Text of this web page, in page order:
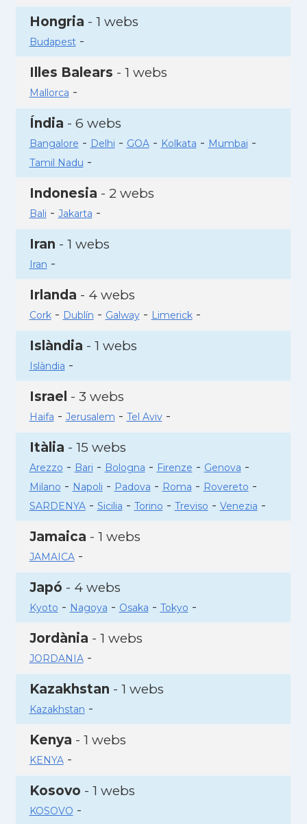
Hongria - 1 webs
Budapest-
Illes Balears - 1 webs
Mallorca -
Índia - 6 webs
Bangalore - Delhi - GOA- Kolkata - Mumbai -
Tamil Nadu -
Indonesia - 2 webs
Bali - Jakarta -
Iran - 1 webs
Iran -
Irlanda - 4 webs
Cork- Dublín - Galway- Limerick-
Islàndia - 1 webs
Islàndia -
Israel - 3 webs
Haifa - Jerusalem - Tel Aviv-
Itàlia - 15 webs
Arezzo - Bari - Bologna - Firenze - Genova -
Milano - Napoli - Padova - Roma - Rovereto -
SARDENYA- Sicilia - Torino - Treviso - Venezia -
Jamaica - 1 webs
JAMAICA-
Japó - 4 webs
Kyoto - Nagoya - Osaka - Tokyo -
Jordània - 1 webs
JORDANIA-
Kazakhstan - 1 webs
Kazakhstan -
Kenya - 1 webs
KENYA-
Kosovo - 1 webs
KOSOVO -